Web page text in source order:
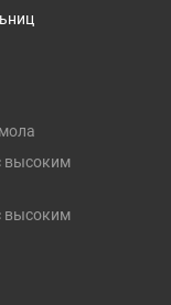
высоким
высоким